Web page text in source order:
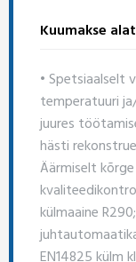
Kuumakse
• Spetsiaalselt
temperatuuri
juures
hästi
Äärmiselt
külmaaine
EN14825 külm